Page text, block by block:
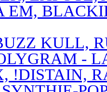
KULL,
-
!DISTAIN,